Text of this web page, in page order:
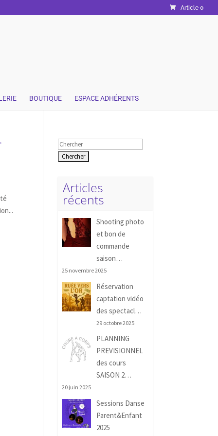
Article 0
BOUTIQUE ESPACE ADHÉRENTS
Rechercher:
Articles
récents
Shooting photo
et bon de
commande
saison…
25 novembre 2025
Réservation
captation vidéo
des spectacl…
29 octobre 2025
PLANNING
PREVISIONNEL
des cours
SAISON 2…
20 juin 2025
Sessions Danse
Parent&Enfant
2025